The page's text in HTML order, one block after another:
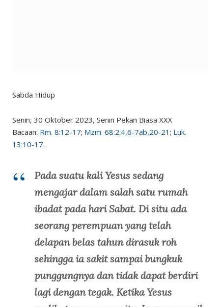
Sabda Hidup
Senin, 30 Oktober 2023, Senin Pekan Biasa XXX
Bacaan: Rm. 8:12-17; Mzm. 68:2.4,6-7ab,20-21 ; Luk.
13:10-17.
Pada suatu kali Yesus sedang
mengajar dalam salah satu rumah
ibadat pada hari Sabat. Di situ ada
seorang perempuan yang telah
delapan belas tahun dirasuk roh
sehingga ia sakit sampai bungkuk
punggungnya dan tidak dapat berdiri
lagi dengan tegak. Ketika Yesus